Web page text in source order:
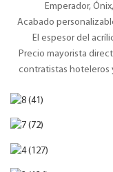
Emperador,
Acabado
El espesor del
Precio mayorista
contratistas hoteleros